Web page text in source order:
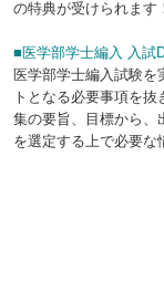
の特典が受けられます
■医学部学士編入 入試
医学部学士編入試験を
トとなる必要事項を
集の要旨、目標から、
を選定する上で必要な